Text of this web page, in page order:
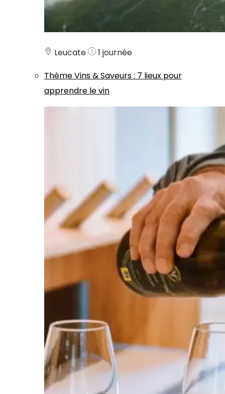
Leucate
1 journée
ThèmeVins & Saveurs: 7 lieux pour
apprendre le vin